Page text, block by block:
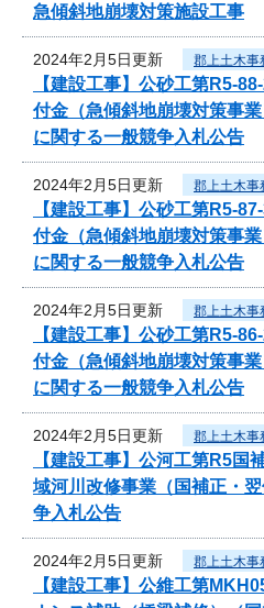
急傾斜地崩壊対策施設工事
2024年2月5日更新 郡上土木事
【建設工事】公砂工第R5-
付金（急傾斜地崩壊対策事
に関する一般競争入札公告
2024年2月5日更新 郡上土木事
【建設工事】公砂工第R5-
付金（急傾斜地崩壊対策事
に関する一般競争入札公告
2024年2月5日更新 郡上土木事
【建設工事】公砂工第R5-
付金（急傾斜地崩壊対策事
に関する一般競争入札公告
2024年2月5日更新 郡上土木事
【建設工事】公河工第R5
域河川改修事業（国補正・
争入札公告
2024年2月5日更新 郡上土木事
【建設工事】公維工第